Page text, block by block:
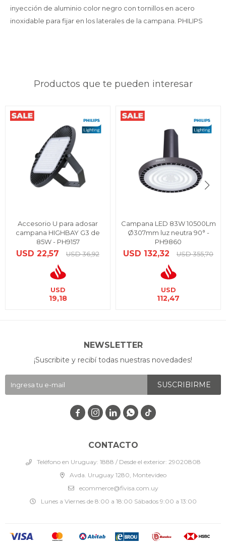
inyección de aluminio color negro con tornillos en acero
inoxidable para fijar en los laterales de la campana. PHILIPS
Productos que te pueden interesar
Accesorio U para adosar
campana HIGHBAY G3 de
85W - PH9157
USD 22,57 USD 36,92
USD
19,18
Campana LED 83W 10500Lm
Ø307mm luz neutra 90° -
PH9860
USD 132,32 USD 355,70
USD
112,47
CONTACTO
Teléfono en Uruguay: 1888 / Desde el exterior: 29020808
Avda. Uruguay 1280, Montevideo
ecommerce@fivisa.com.uy
Lunes a Viernes de 8:00 a 18:00 Sábados 9:00 a 13:00
NEWSLETTER
¡Suscribite y recibí todas nuestras novedades!
SUSCRIBIRME
   